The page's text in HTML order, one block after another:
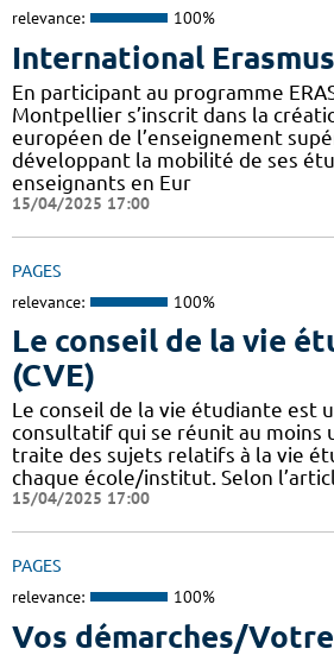
relevance: 100%
International Erasmus
En participant au programme
Montpellier s’inscrit dans la
européen de l’enseignement
développant la mobilité de ses
enseignants en Eur
15/04/2025 17:00
PAGES
relevance: 100%
Le conseil de la vie
(CVE)
Le conseil de la vie étudiante est
consultatif qui se réunit au moins
traite des sujets relatifs à la vie
chaque école/institut. Selon
15/04/2025 17:00
PAGES
relevance: 100%
Vos démarches/